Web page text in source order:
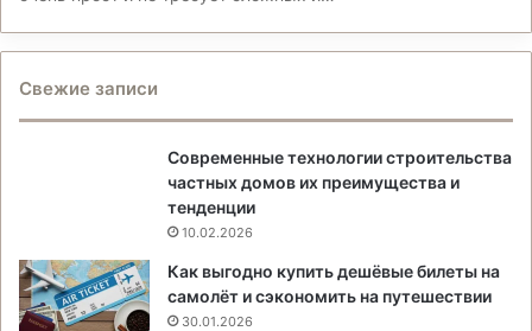
Свежие записи
Современные технологии строительства
частных домов их преимущества и
тенденции
10.02.2026
Как выгодно купить дешёвые билеты на
самолёт и сэкономить на путешествии
30.01.2026